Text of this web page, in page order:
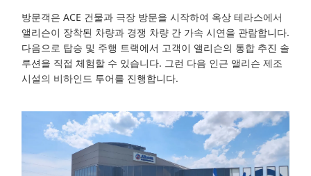
방문객은 ACE 건물과 극장 방문을 시작하여 옥상 테라스에서
앨리슨이 장착된 차량과 경쟁 차량 간 가속 시연을 관람합니다.
다음으로 탑승 및 주행 트랙에서 고객이 앨리슨의 통합 추진 솔
루션을 직접 체험할 수 있습니다. 그런 다음 인근 앨리슨 제조
시설의 비하인드 투어를 진행합니다.